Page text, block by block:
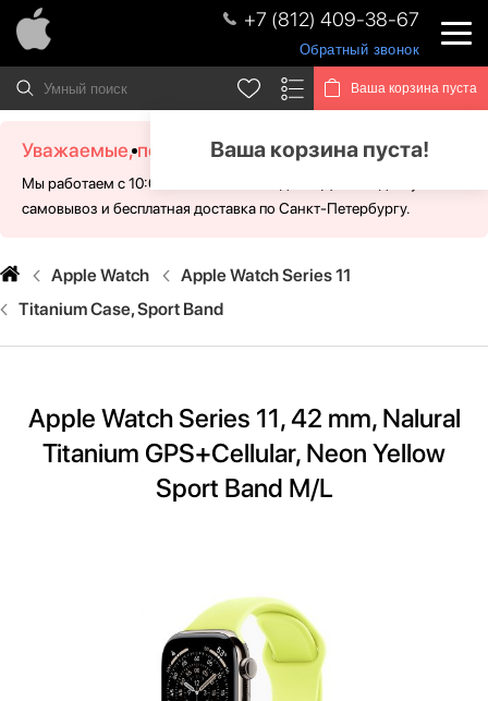
+7 (812) 409-38-67
Обратный звонок
Ваша корзина пуста
Ваша корзина пуста!
Уважаемые, посетители!
Мы работаем с 10:00 - 21:00 без выходных. Для Вас доступен
самовывоз и бесплатная доставка по Санкт-Петербургу.
Apple Watch
Apple Watch Series 11
Titanium Case, Sport Band
Apple Watch Series 11, 42 mm, Nalural
Titanium GPS+Cellular, Neon Yellow
Sport Band M/L